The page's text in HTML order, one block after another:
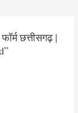
छत्तीसगढ़ |